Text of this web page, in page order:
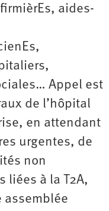
aides-
Appel est
de l’hôpital
en attendant
urgentes, de
non
liées à la T2A,
assemblée